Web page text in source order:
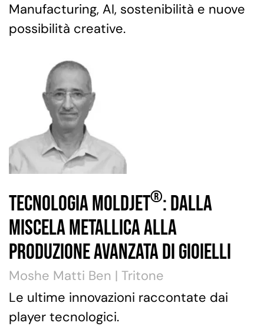
Manufacturing, AI, sostenibilità e nuove
possibilità creative.
Tecnologia MoldJet®: dalla
Miscela Metallica alla
Produzione Avanzata di Gioielli
Moshe Matti Ben | Tritone
Le ultime innovazioni raccontate dai
player tecnologici.